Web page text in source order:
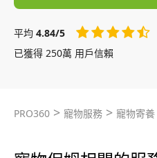
平均 4.84/5
已獲得 250萬 用戶信賴
PRO360 > 寵物服務 > 寵物寄養